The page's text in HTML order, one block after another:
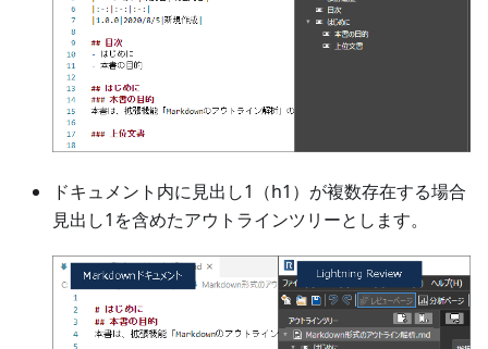
ドキュメント内に見出し1（h1）が複数存在する場合
見出し1を含めたアウトラインツリーとします。